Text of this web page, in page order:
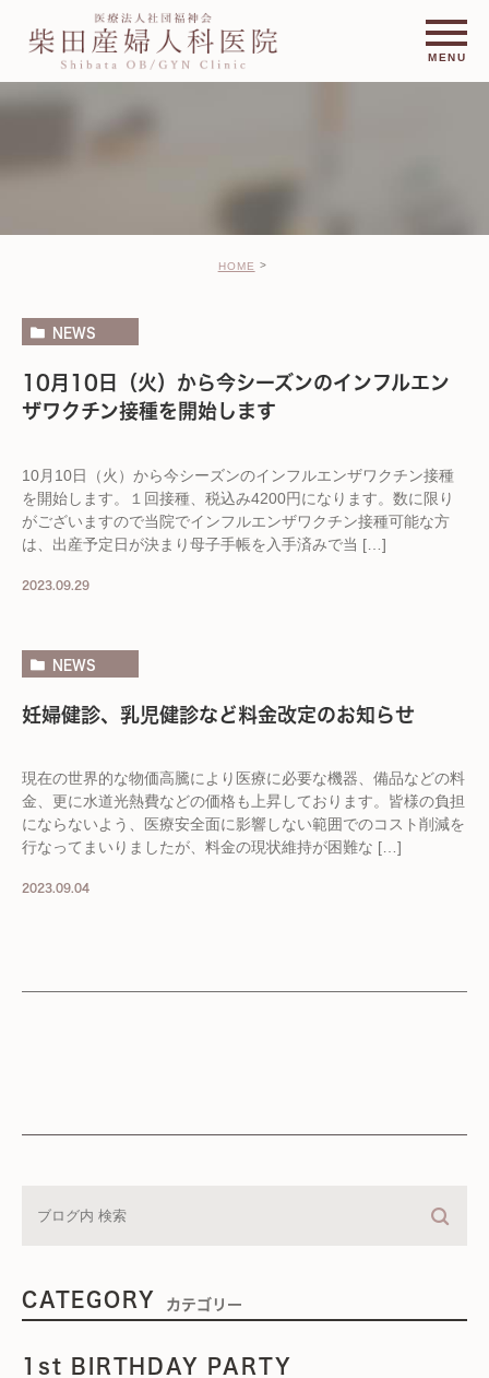
HOME
NEWS
10月10日（火）から今シーズンのインフルエン
ザワクチン接種を開始します
10月10日（火）から今シーズンのインフルエンザワクチン接種
を開始します。１回接種、税込み4200円になります。数に限り
がございますので当院でインフルエンザワクチン接種可能な方
は、出産予定日が決まり母子手帳を入手済みで当 […]
2023.09.29
NEWS
妊婦健診、乳児健診など料金改定のお知らせ
現在の世界的な物価高騰により医療に必要な機器、備品などの料
金、更に水道光熱費などの価格も上昇しております。皆様の負担
にならないよう、医療安全面に影響しない範囲でのコスト削減を
行なってまいりましたが、料金の現状維持が困難な […]
2023.09.04
CATEGORY カテゴリー
1st BIRTHDAY PARTY